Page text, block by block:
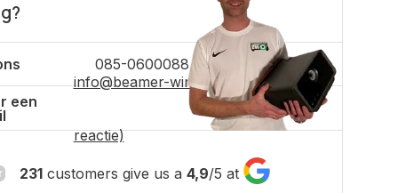
085-0600088
een
info@beamer-winkel.nl (binnen 4 uur
reactie)
231 customers give us a 4,9/5 at